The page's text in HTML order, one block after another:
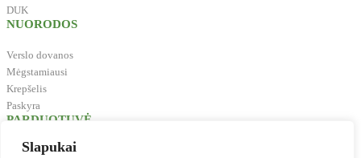
Slapukai
DUK
NUORODOS
Verslo dovanos
Mėgstamiausi
Krepšelis
Paskyra
PARDUOTUVĖ
Biuro reikmenys